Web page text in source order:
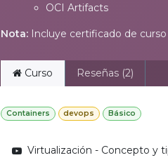
OCI Artifacts
Nota: Incluye certificado de
Curso Reseñas (2)
Containers devops Básico
Virtualización - Concepto y